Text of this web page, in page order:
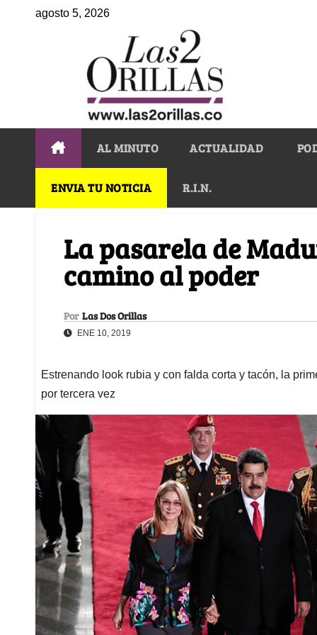
agosto 5, 2026
AL MINUTO ACTUALIDAD
ENVIA TU NOTICIA R.I.N.
La pasarela de
camino al poder
Por Las Dos Orillas
ENE 10, 2019
Estrenando look rubia y con falda corta y tacón, la
por tercera vez